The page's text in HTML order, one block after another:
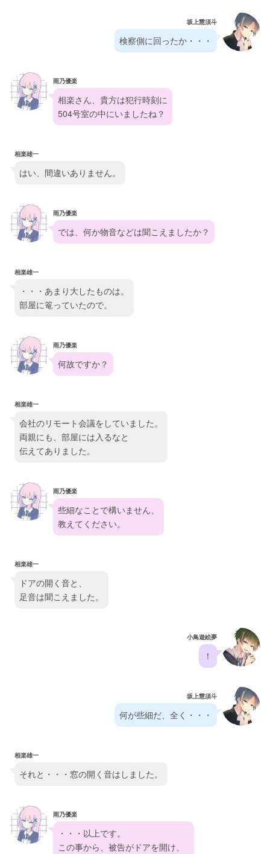
坂上慧須斗
検察側に回ったか・・・
雨乃優楽
相楽さん、貴方は犯行時刻に
504号室の中にいましたね？
相楽雄一
はい、間違いありません。
雨乃優楽
では、何か物音などは聞こえましたか？
相楽雄一
・・・あまり大したものは。
部屋に篭っていたので。
雨乃優楽
何故ですか？
相楽雄一
会社のリモート会議をしていました。
両親にも、部屋には入るなと
伝えてありました。
雨乃優楽
些細なことで構いません、
教えてください。
相楽雄一
ドアの開く音と、
足音は聞こえました。
小鳥遊絵夢
！
坂上慧須斗
何が些細だ、全く・・・
相楽雄一
それと・・・窓の開く音はしました。
雨乃優楽
・・・以上です。
この事から、被告がドアを開け、